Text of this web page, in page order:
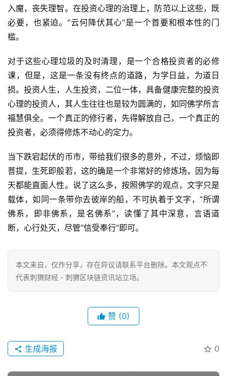
入魔，丧失理智。在投资心理的治理上，防范以上这些，既
必要，也紧迫。“云何降伏其心”是一个首要和根本性的门
槛。
对于这些心理垃圾的及时清理，是一个合格投资者的必修
课，但是，这是一条没有终点的道路，为学日益，为道日
损。投资人生，人生投资，二位一体，具备健康完整的投资
心理的投资人，其人生往往也是较为圆满的，如同佛学所言
福慧俱全。一个真正的修行者，先得解放自己，一个真正的
投资者，必须得修炼不动心的定力。
当下跌宕起伏的币市，带给我们很多的意外，不过，烦恼即
菩提，生死即般若，这的确是一个非常好的修炼场，因为每
天都能直面人性。说了这么多，按照佛学的观点，文字只是
载体，如同一条带你去彼岸的船，不可执着于文字，“所谓
佛系，即非佛系，是名佛系”，读懂了其中深意，言语道
断，心行处灭，尽管“信受奉行”即可。
本文来自 ，仅作分享，存在异议请联系平台删除。本文观点不
代表刺猬财经 - 刺猬区块链资讯站立场。
赞 (0)
0
生成海报